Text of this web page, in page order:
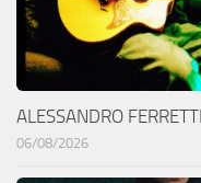
ALESSANDRO
06/08/2026